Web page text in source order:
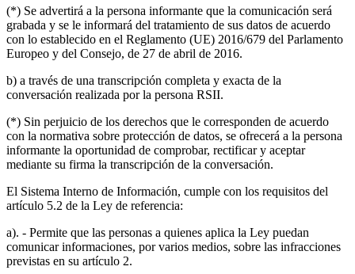
(*) Se advertirá a la persona informante que la comunicación será
grabada y se le informará del tratamiento de sus datos de acuerdo
con lo establecido en el Reglamento (UE) 2016/679 del Parlamento
Europeo y del Consejo, de 27 de abril de 2016.
b) a través de una transcripción completa y exacta de la
conversación realizada por la persona RSII.
(*) Sin perjuicio de los derechos que le corresponden de acuerdo
con la normativa sobre protección de datos, se ofrecerá a la persona
informante la oportunidad de comprobar, rectificar y aceptar
mediante su firma la transcripción de la conversación.
El Sistema Interno de Información, cumple con los requisitos del
artículo 5.2 de la Ley de referencia:
a). - Permite que las personas a quienes aplica la Ley puedan
comunicar informaciones, por varios medios, sobre las infracciones
previstas en su artículo 2.